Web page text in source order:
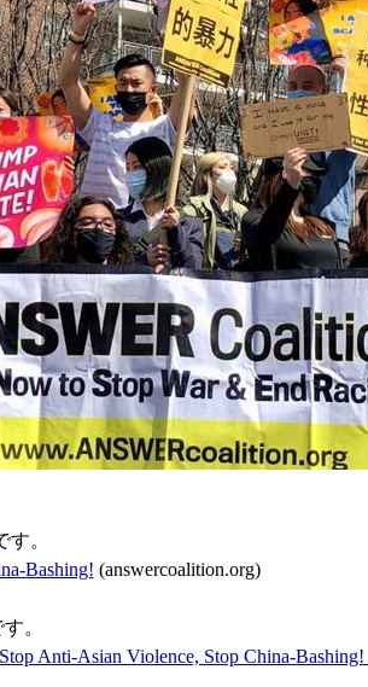
。
Bashing! (answercoalition.org)
。
Anti-Asian Violence, Stop China-